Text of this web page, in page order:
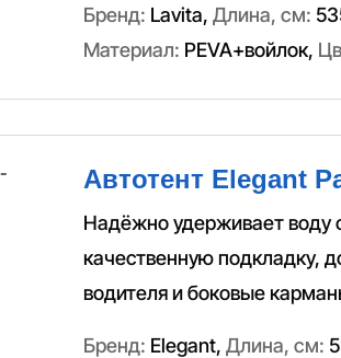
Бренд: Lavita, Длина, см:
Материал: PEVA+войлок,
Автотент Elegant
Надёжно удерживает воду
качественную подкладку,
водителя и боковые
Бренд: Elegant, Длина, см: